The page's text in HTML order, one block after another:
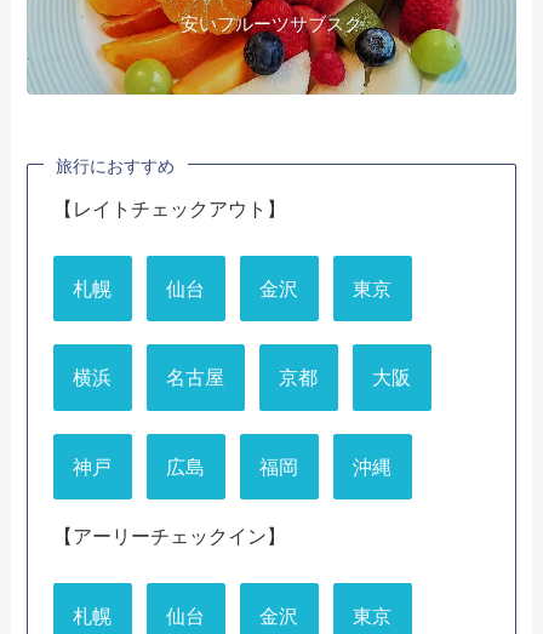
安いフルーツサブスク
旅行におすすめ
【レイトチェックアウト】
札幌 仙台 金沢 東京
横浜 名古屋 京都 大阪
神戸 広島 福岡 沖縄
【アーリーチェックイン】
札幌 仙台 金沢 東京